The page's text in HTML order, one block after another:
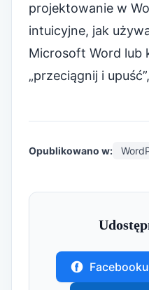
projektowanie w
intuicyjne, jak
Microsoft Word lub
„przeciągnij i
Opublikowano w:
Facebooku